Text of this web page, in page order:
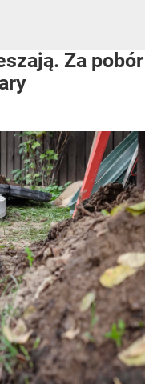
Za pobór